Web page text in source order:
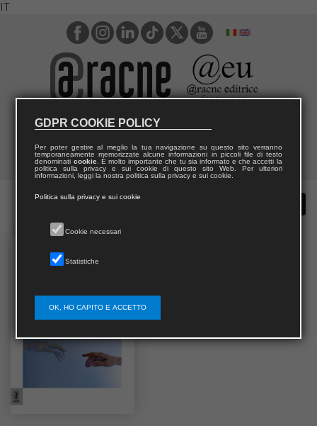
IT
GDPR COOKIE POLICY
Per poter gestire al meglio la tua navigazione su questo sito verranno
temporaneamente memorizzate alcune informazioni in piccoli file di testo
denominati cookie. È molto importante che tu sia informato e che accetti la
politica sulla privacy e sui cookie di questo sito Web. Per ulteriori
informazioni, leggi la nostra politica sulla privacy e sui cookie.
Politica sulla privacy e sui cookie
Cookie necessari
Statistiche
OK, HO CAPITO E ACCETTO